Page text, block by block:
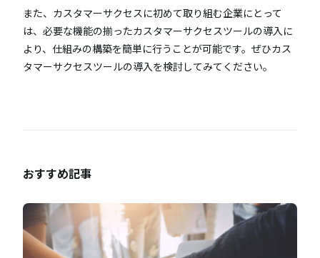
また、カスタマーサクセスに初めて取り組む企業にとって
は、必要な機能の揃ったカスタマーサクセスツールの導入に
より、仕組みの構築を簡単に行うことが可能です。ぜひカス
タマーサクセスツールの導入を検討してみてください。
おすすめ記事